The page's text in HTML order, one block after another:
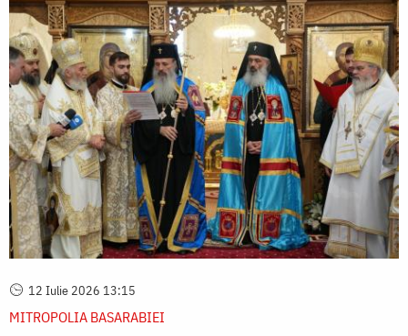
12 Iulie 2026 13:15
MITROPOLIA BASARABIEI